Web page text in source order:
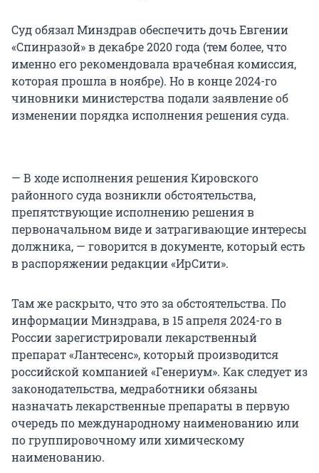
Суд обязал Минздрав обеспечить дочь Евгении
«Спинразой» в декабре 2020 года (тем более, что
именно его рекомендовала врачебная комиссия,
которая прошла в ноябре). Но в конце 2024-го
чиновники министерства подали заявление об
изменении порядка исполнения решения суда.
— В ходе исполнения решения Кировского
районного суда возникли обстоятельства,
препятствующие исполнению решения в
первоначальном виде и затрагивающие интересы
должника, — говорится в документе, который есть
в распоряжении редакции «ИрСити».
Там же раскрыто, что это за обстоятельства. По
информации Минздрава, в 15 апреля 2024-го в
России зарегистрировали лекарственный
препарат «Лантесенс», который производится
российской компанией «Генериум». Как следует из
законодательства, медработники обязаны
назначать лекарственные препараты в первую
очередь по международному наименованию или
по группировочному или химическому
наименованию.